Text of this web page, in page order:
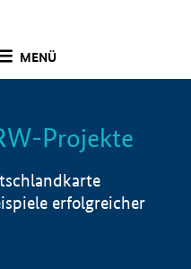
MENÜ
Info
Projekte
erfolgreicher